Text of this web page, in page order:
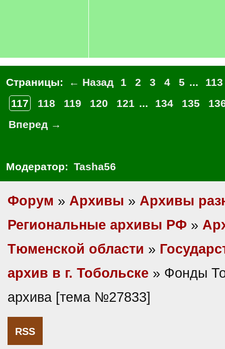
Страницы: ← Назад 1 2 3 4 5 ...
113
117
118 119 120 121 ... 134 135
Вперед →
Модератор: Tasha56
Форум » Архивы » Архивы
Региональные архивы РФ »
Тюменской области »
архив в г. Тобольске » Фонды
архива [тема №27833]
RSS